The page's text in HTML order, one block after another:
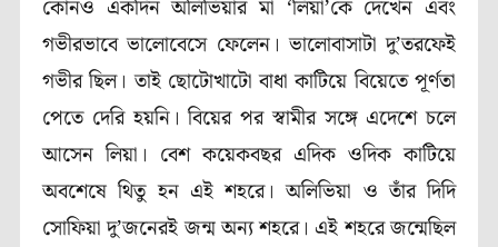
কোনও একদিন অলিভিয়ার মা ‘লিয়া’কে দেখেন এবং
গভীরভাবে ভালোবেসে ফেলেন। ভালোবাসাটা দু’তরফেই
গভীর ছিল। তাই ছোটোখাটো বাধা কাটিয়ে বিয়েতে পূর্ণতা
পেতে দেরি হয়নি। বিয়ের পর স্বামীর সঙ্গে এদেশে চলে
আসেন লিয়া। বেশ কয়েকবছর এদিক ওদিক কাটিয়ে
অবশেষে থিতু হন এই শহরে। অলিভিয়া ও তাঁর দিদি
সোফিয়া দু’জনেরই জন্ম অন্য শহরে। এই শহরে জন্মেছিল